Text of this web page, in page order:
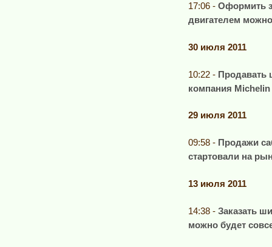
17:06 - Оформить
двигателем
30 июля 2011
10:22 - Продавать
компания Michelin
29 июля 2011
09:58 - Продажи
стартовали на
13 июля 2011
14:38 - Заказать
можно будет